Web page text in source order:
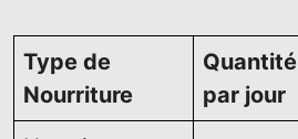
Type de
Nourriture
Quantité
par jour